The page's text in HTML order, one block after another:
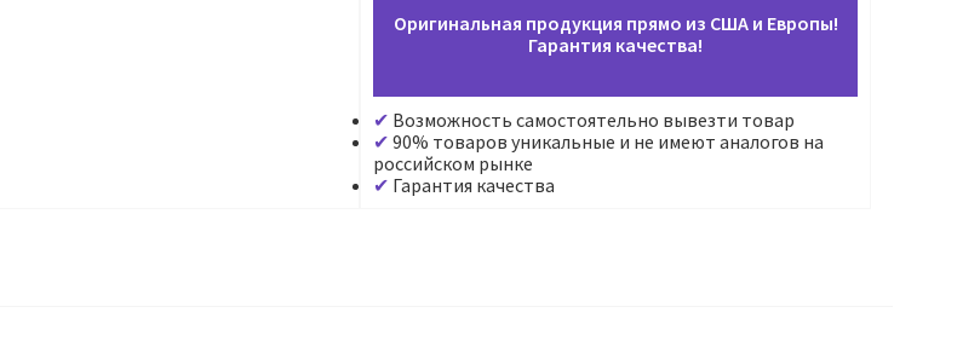
Оригинальная продукция прямо из США и Европы!
Гарантия качества!
Возможность самостоятельно вывезти товар
90% товаров уникальные и не имеют аналогов на
российском рынке
Гарантия качества